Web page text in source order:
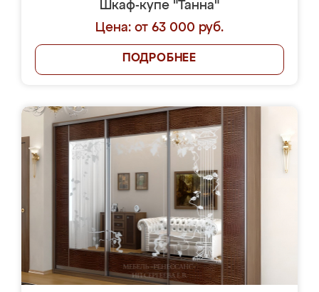
Шкаф-купе "Танна"
Цена: от 63 000 руб.
ПОДРОБНЕЕ